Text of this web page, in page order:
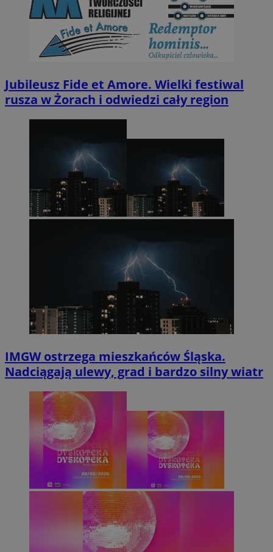
Jubileusz Fide et Amore. Wielki festiwal
rusza w Żorach i odwiedzi cały region
IMGW ostrzega mieszkańców Śląska.
Nadciągają ulewy, grad i bardzo silny wiatr